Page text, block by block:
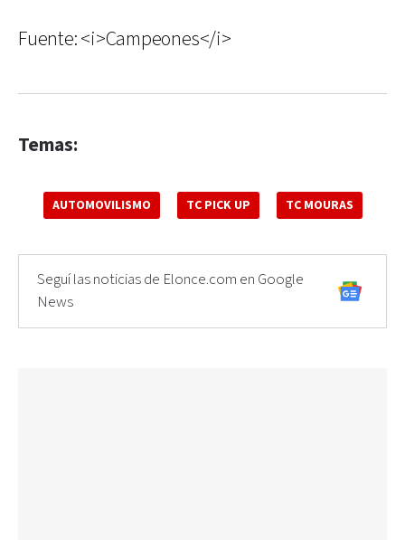
Fuente: <i>Campeones</i>
Temas:
AUTOMOVILISMO TC PICK UP TC MOURAS
Seguí las noticias de Elonce.com en Google
News